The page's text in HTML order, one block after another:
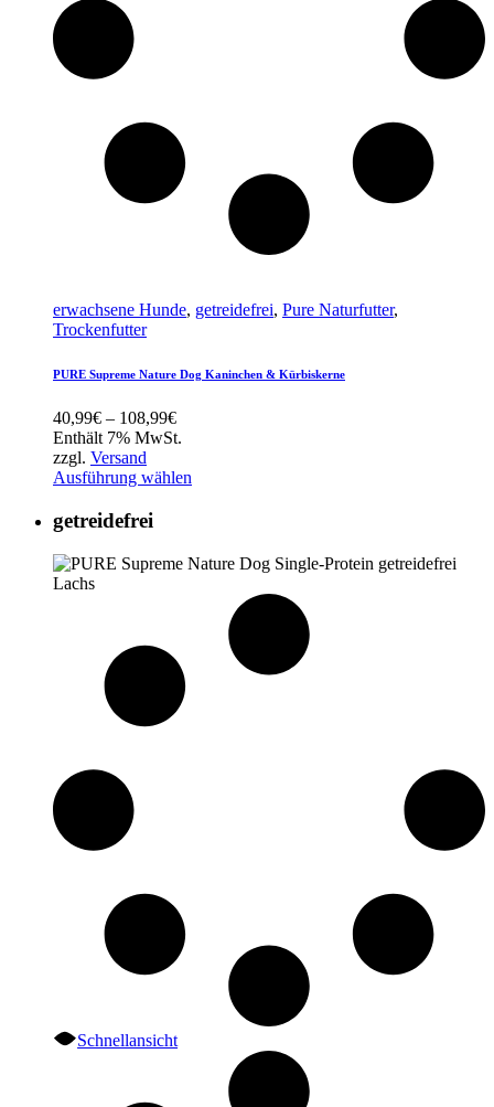
erwachsene Hunde, getreidefrei, Pure Naturfutter,
Trockenfutter
PURE Supreme Nature Dog Kaninchen & Kürbiskerne
40,99€ – 108,99€Preisspanne:
40,99€
108,99€
Enthält 7% MwSt.
zzgl. Versand
Ausführung wählen
getreidefrei
Schnellansicht